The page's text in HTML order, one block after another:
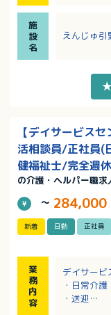
用者さんと
・学校行事
施
設
名
えんじゅ
★
【デイサービス
活相談員/正社員(
健福祉士/完全週
の介護・ヘルパー職求
～ 284,000
新着 日勤 正社員
業
務
内
容
デイサービ
・日常介護
・送迎